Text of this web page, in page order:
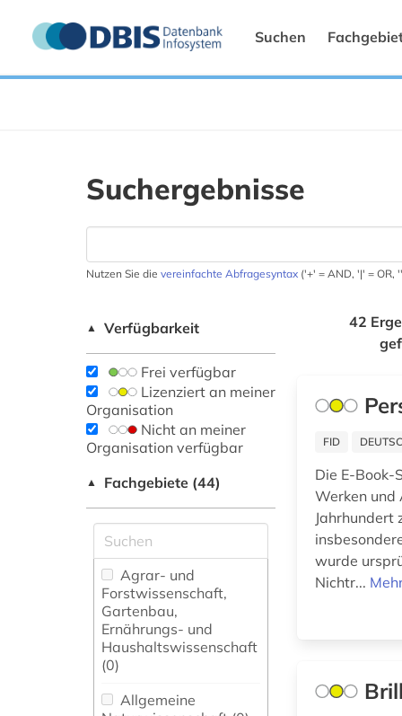
Suchen
Suchergebnisse
Nutzen Sie die vereinfachte Abfragesyntax ('+' = AND, '|' = OR,
▲ Verfügbarkeit
Frei verfügbar
Lizenziert an meiner
Organisation
Nicht an meiner
Organisation verfügbar
▲ Fachgebiete (44)
Agrar- und
Forstwissenschaft,
Gartenbau,
Ernährungs- und
Haushaltswissenschaft
(0)
Allgemeine
42
FID
Die E-Book-
Werken und
Jahrhundert
wurde
Nichtr...